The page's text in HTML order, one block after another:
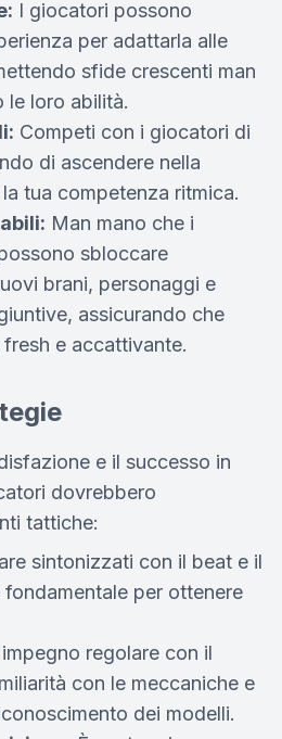
I giocatori possono
per adattarla alle
sfide crescenti man
le loro abilità.
Competi con i giocatori di
di ascendere nella
tua competenza ritmica.
Man mano che i
sbloccare
brani, personaggi e
assicurando che
e accattivante.
e il successo in
dovrebbero
tattiche:
sintonizzati con il beat e il
per ottenere
regolare con il
con le meccaniche e
dei modelli.